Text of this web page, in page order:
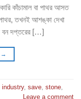
কাঁচামাল বা পাথর আসত
তখনই আশঙ্কা দেখা
বন দপ্তরের […]
→
industry, save stone
Leave a comment